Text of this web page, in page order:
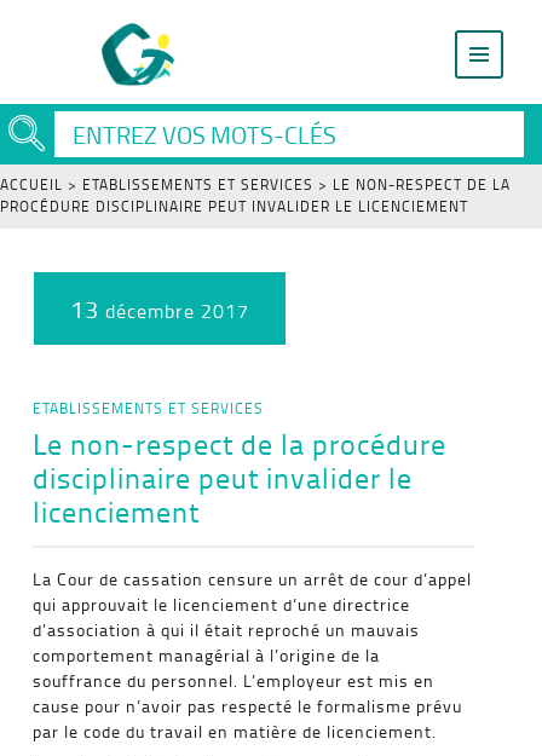
ACCUEIL > ETABLISSEMENTS ET SERVICES > LE NON-RESPECT DE LA
PROCÉDURE DISCIPLINAIRE PEUT INVALIDER LE LICENCIEMENT
13 décembre 2017
ETABLISSEMENTS ET SERVICES
Le non-respect de la procédure
disciplinaire peut invalider le
licenciement
La Cour de cassation censure un arrêt de cour d’appel
qui approuvait le licenciement d’une directrice
d’association à qui il était reproché un mauvais
comportement managérial à l’origine de la
souffrance du personnel. L’employeur est mis en
cause pour n’avoir pas respecté le formalisme prévu
par le code du travail en matière de licenciement.